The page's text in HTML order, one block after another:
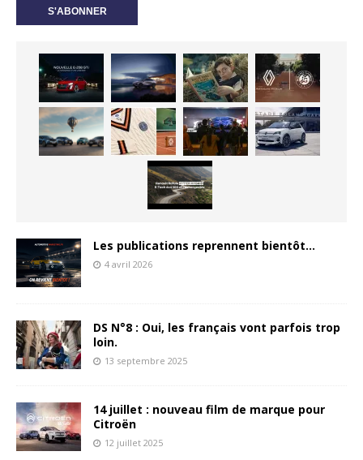
Les publications reprennent bientôt…
4 avril 2026
DS N°8 : Oui, les français vont parfois trop
loin.
13 septembre 2025
14 juillet : nouveau film de marque pour
Citroën
12 juillet 2025